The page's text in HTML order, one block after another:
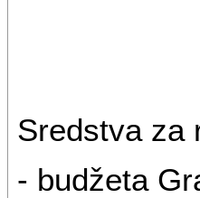
Sredstva za
- budžeta